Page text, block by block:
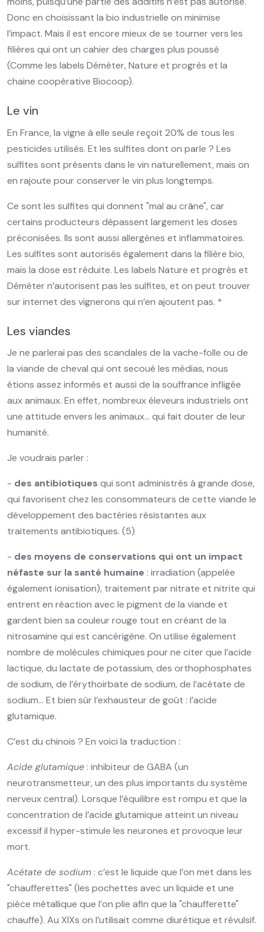
Donc en choisissant la bio industrielle on minimise
l’impact. Mais il est encore mieux de se tourner vers les
filières qui ont un cahier des charges plus poussé
(Comme les labels Déméter, Nature et progrès et la
chaine coopérative Biocoop).
Le vin
En France, la vigne à elle seule reçoit 20% de tous les
pesticides utilisés. Et les sulfites dont on parle ? Les
sulfites sont présents dans le vin naturellement, mais on
en rajoute pour conserver le vin plus longtemps.
Ce sont les sulfites qui donnent "mal au crâne", car
certains producteurs dépassent largement les doses
préconisées. Ils sont aussi allergènes et inflammatoires.
Les sulfites sont autorisés également dans la filière bio,
mais la dose est réduite. Les labels Nature et progrès et
Déméter n’autorisent pas les sulfites, et on peut trouver
sur internet des vignerons qui n’en ajoutent pas. *
Les viandes
Je ne parlerai pas des scandales de la vache-folle ou de
la viande de cheval qui ont secoué les médias, nous
étions assez informés et aussi de la souffrance infligée
aux animaux. En effet, nombreux éleveurs industriels ont
une attitude envers les animaux… qui fait douter de leur
humanité.
Je voudrais parler :
- des antibiotiques qui sont administrés à grande dose,
qui favorisent chez les consommateurs de cette viande le
développement des bactéries résistantes aux
traitements antibiotiques. (5)
- des moyens de conservations qui ont un impact
néfaste sur la santé humaine : irradiation (appelée
également ionisation), traitement par nitrate et nitrite qui
entrent en réaction avec le pigment de la viande et
gardent bien sa couleur rouge tout en créant de la
nitrosamine qui est cancérigène. On utilise également
nombre de molécules chimiques pour ne citer que l’acide
lactique, du lactate de potassium, des orthophosphates
de sodium, de l’érythoirbate de sodium, de l’acétate de
sodium… Et bien sûr l’exhausteur de goût : l’acide
glutamique.
C’est du chinois ? En voici la traduction :
Acide glutamique : inhibiteur de GABA (un
neurotransmetteur, un des plus importants du système
nerveux central). Lorsque l’équilibre est rompu et que la
concentration de l’acide glutamique atteint un niveau
excessif il hyper-stimule les neurones et provoque leur
mort.
Acétate de sodium : c’est le liquide que l’on met dans les
"chaufferettes" (les pochettes avec un liquide et une
pièce métallique que l’on plie afin que la "chaufferette"
chauffe). Au XIXs on l’utilisait comme diurétique et révulsif.